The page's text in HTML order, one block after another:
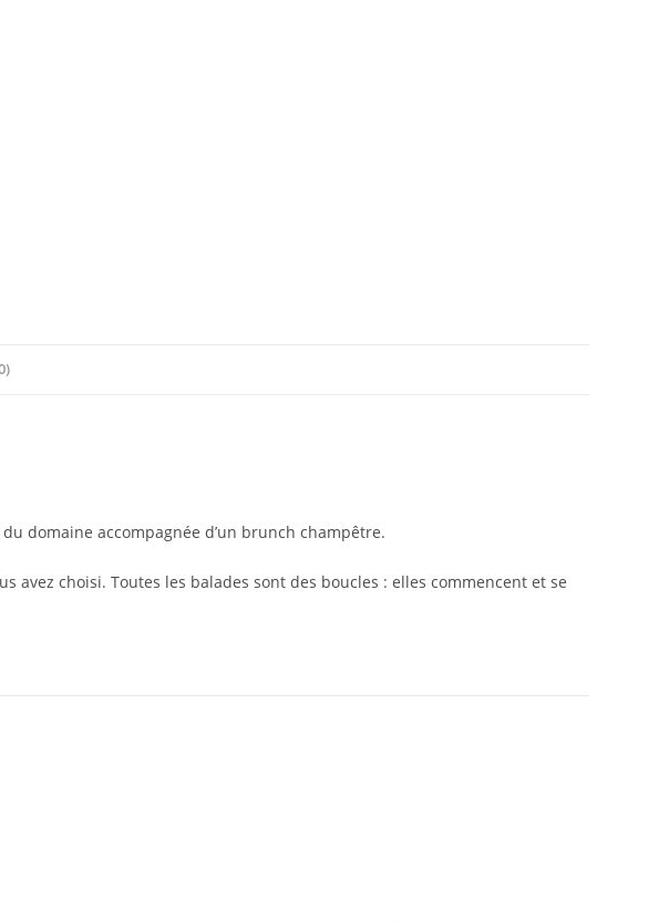
domaine accompagnée d’un brunch champêtre.
avez choisi. Toutes les balades sont des boucles : elles commencent et se